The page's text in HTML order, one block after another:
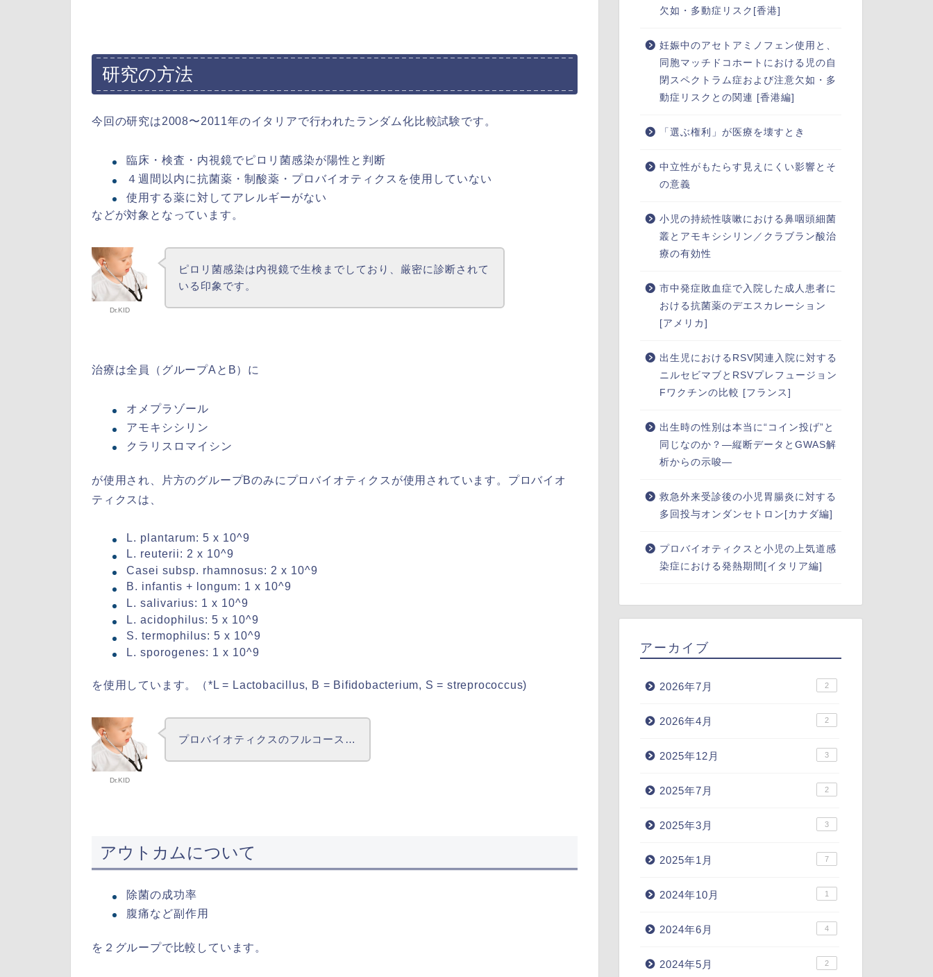
研究の方法
今回の研究は2008〜2011年のイタリアで行われたランダム化比較試験です。
臨床・検査・内視鏡でピロリ菌感染が陽性と判断
４週間以内に抗菌薬・制酸薬・プロバイオティクスを使用していない
使用する薬に対してアレルギーがない
などが対象となっています。
Dr.KID
ピロリ菌感染は内視鏡で生検までしており、厳密に診断されて
いる印象です。
治療は全員（グループAとB）に
オメプラゾール
アモキシシリン
クラリスロマイシン
が使用され、片方のグループBのみにプロバイオティクスが使用されています。プロバイオ
ティクスは、
L. plantarum: 5 x 10^9
L. reuterii: 2 x 10^9
Casei subsp. rhamnosus: 2 x 10^9
B. infantis + longum: 1 x 10^9
L. salivarius: 1 x 10^9
L. acidophilus: 5 x 10^9
S. termophilus: 5 x 10^9
L. sporogenes: 1 x 10^9
を使用しています。（*L = Lactobacillus, B = Bifidobacterium, S = streprococcus)
Dr.KID
プロバイオティクスのフルコース…
アウトカムについて
除菌の成功率
腹痛など副作用
を２グループで比較しています。
欠如・多動症リスク[香港]
妊娠中のアセトアミノフェン使用と、
同胞マッチドコホートにおける児の自
閉スペクトラム症および注意欠如・多
動症リスクとの関連 [香港編]
「選ぶ権利」が医療を壊すとき
中立性がもたらす見えにくい影響とそ
の意義
小児の持続性咳嗽における鼻咽頭細菌
叢とアモキシシリン／クラブラン酸治
療の有効性
市中発症敗血症で入院した成人患者に
おける抗菌薬のデエスカレーション
[アメリカ]
出生児におけるRSV関連入院に対する
ニルセビマブとRSVプレフュージョン
Fワクチンの比較 [フランス]
出生時の性別は本当に“コイン投げ”と
同じなのか？―縦断データとGWAS解
析からの示唆―
救急外来受診後の小児胃腸炎に対する
多回投与オンダンセトロン[カナダ編]
プロバイオティクスと小児の上気道感
染症における発熱期間[イタリア編]
アーカイブ
2026年7月 2
2026年4月 2
2025年12月 3
2025年7月 2
2025年3月 3
2025年1月 7
2024年10月 1
2024年6月 4
2024年5月 2